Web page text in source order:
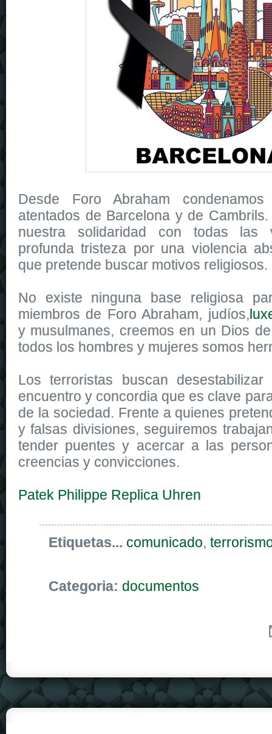
Desde Foro Abraham
atentados de Barcelona y de
nuestra solidaridad con todas las
profunda tristeza por una violencia
que pretende buscar motivos religiosos.
No existe ninguna base religiosa
miembros de Foro Abraham, judíos,
y musulmanes, creemos en un Dios
todos los hombres y mujeres somos
Los terroristas buscan
encuentro y concordia que es clave
de la sociedad. Frente a quienes
y falsas divisiones, seguiremos
tender puentes y acercar a las
creencias y convicciones.
Patek Philippe Replica Uhren
Etiquetas... comunicado,
Categoria: documentos